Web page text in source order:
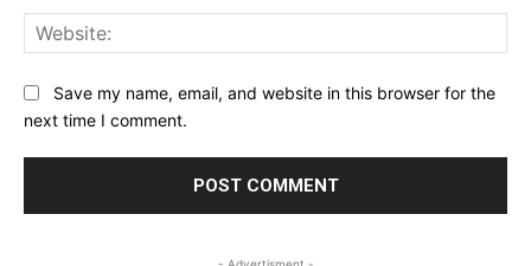
Save my name, email, and website in this browser for the
next time I comment.